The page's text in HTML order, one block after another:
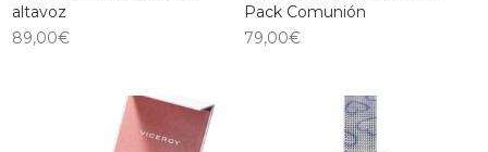
altavoz
89,00€
Pack Comunión
79,00€